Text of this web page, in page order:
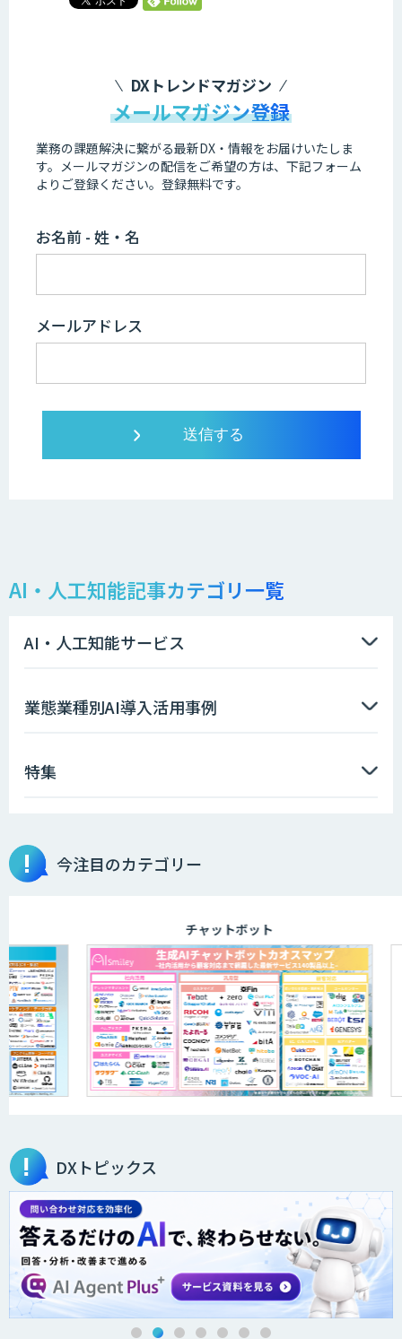
DXトレンドマガジン
メールマガジン登録
業務の課題解決に繋がる最新DX・情報をお届けいたしま
す。 メールマガジンの配信をご希望の方は、下記フォーム
よりご登録ください。登録無料です。
お名前 - 姓・名
メールアドレス
AI・人工知能記事カテゴリ一覧
AI・人工知能サービス
業態業種別AI導入活用事例
特集
今注目のカテゴリー
チャットボット
DXトピックス